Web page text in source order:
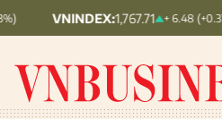
1,767.71 + 6.48 (+0.37%)